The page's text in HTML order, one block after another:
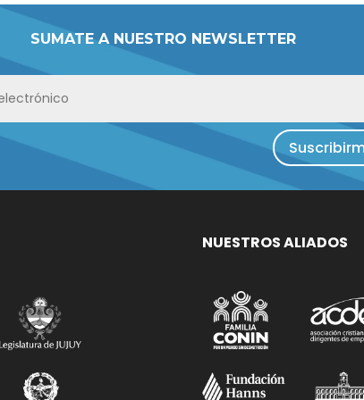
SUMATE A NUESTRO NEWSLETTER
NUESTROS ALIADOS